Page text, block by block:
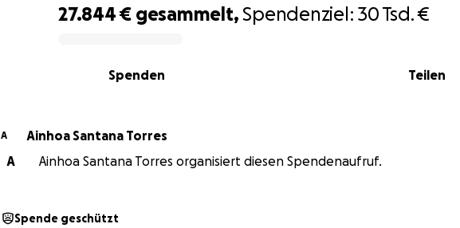
27.844 € gesammelt,Spendenziel: 30 Tsd. €
Teilen
Spenden
A
Ainhoa Santana Torres
A
Ainhoa Santana Torres organisiert diesen Spendenaufruf.
Spende geschützt